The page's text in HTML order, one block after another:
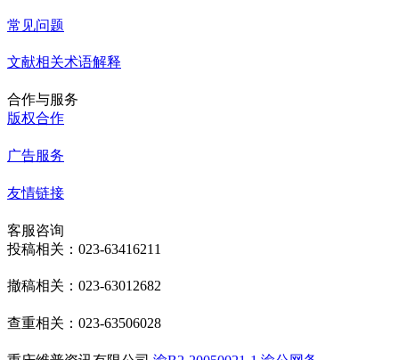
常见问题
文献相关术语解释
合作与服务
版权合作
广告服务
友情链接
客服咨询
投稿相关：023-63416211
撤稿相关：023-63012682
查重相关：023-63506028